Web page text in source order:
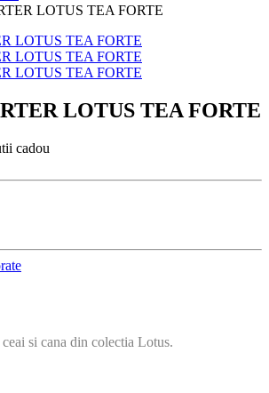
LOTUS TEA FORTE
LOTUS TEA FORTE
cadou
si cana din colectia Lotus.